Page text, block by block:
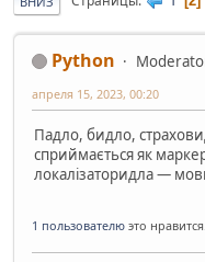
Python
апреля 15, 2023, 00:20
Падло, бидло,
сприймається як
локалізаторидла —
1 пользователю это нравится.